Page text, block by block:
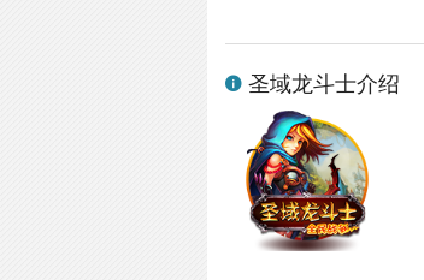
圣域龙斗士介绍